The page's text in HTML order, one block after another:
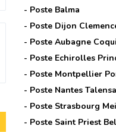
- Poste Balma
- Poste Dijon
- PosteAubagne
- Poste Echirolles
- Poste Montpellier
- Poste Nantes
- Poste Strasbourg
- Poste Saint Priest